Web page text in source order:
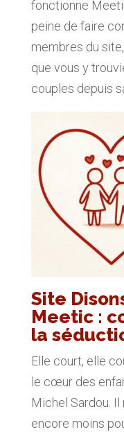
fonctionne
peine de faire
membres du
que vous y
couples depuis
Site
Meetic :
la
Elle court, elle
le cœur des
Michel Sardou. Il
encore moins